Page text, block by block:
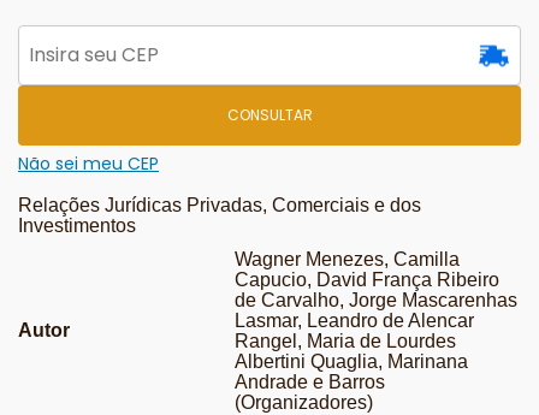
CONSULTAR
Não sei meu CEP
Relações Jurídicas Privadas, Comerciais e dos
Investimentos
Autor
Wagner Menezes, Camilla
Capucio, David França Ribeiro
de Carvalho, Jorge Mascarenhas
Lasmar, Leandro de Alencar
Rangel, Maria de Lourdes
Albertini Quaglia, Marinana
Andrade e Barros
(Organizadores)